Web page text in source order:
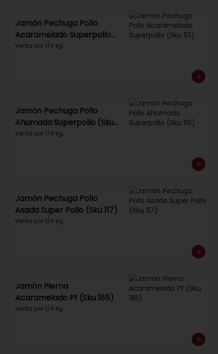
Jamón Pechuga Pollo
Acaramelado Superpollo
(Sku 113)
Venta por 1/4 kg.
Jamón Pechuga Pollo
Ahumada Superpollo (Sku
116)
Venta por 1/4 kg.
Jamón Pechuga Pollo
Asada Super Pollo (Sku 117)
Venta por 1/4 kg.
Jamón Pierna
Acaramelado Pf (Sku 185)
Venta por 1/4 kg.